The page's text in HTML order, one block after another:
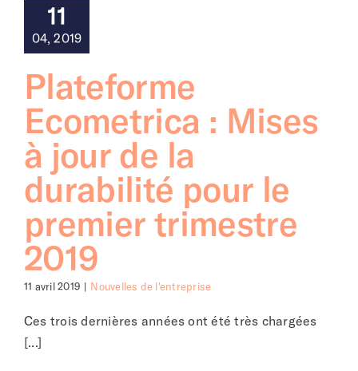
11
04, 2019
Plateforme
Ecometrica : Mises
à jour de la
durabilité pour le
premier trimestre
2019
11 avril 2019 | Nouvelles de l'entreprise
Ces trois dernières années ont été très chargées
[...]